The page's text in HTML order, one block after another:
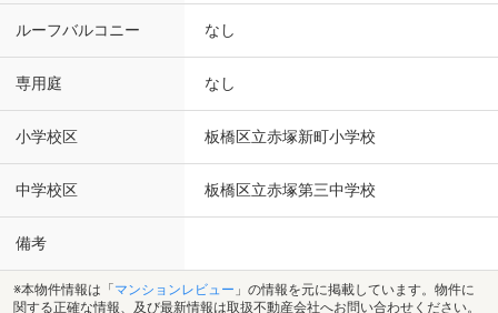
ルーフバルコニー なし
専用庭 なし
小学校区 板橋区立赤塚新町小学校
中学校区 板橋区立赤塚第三中学校
備考
※本物件情報は「 マンションレビュー 」の情報を元に掲載しています。物件に
関する正確な情報、及び最新情報は取扱不動産会社へお問い合わせください。